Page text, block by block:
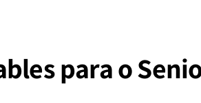
para o